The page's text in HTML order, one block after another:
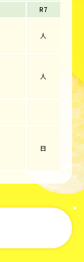
R7
人
人
日